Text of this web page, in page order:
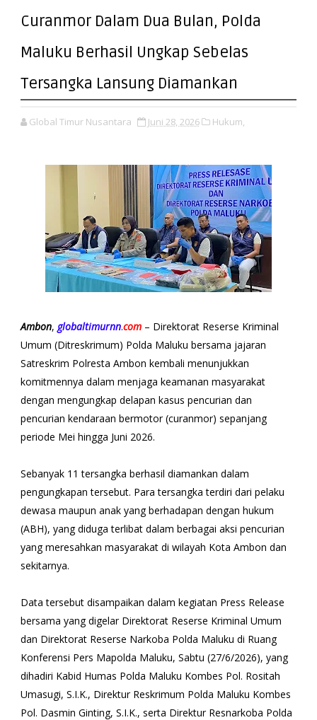
Curanmor Dalam Dua Bulan, Polda
Maluku Berhasil Ungkap Sebelas
Tersangka Lansung Diamankan
Global Timur Nusantara Juni 28, 2026 Hukum,
Ambon, globaltimurnn.com– Direktorat Reserse Kriminal
Umum (Ditreskrimum) Polda Maluku bersama jajaran
Satreskrim Polresta Ambon kembali menunjukkan
komitmennya dalam menjaga keamanan masyarakat
dengan mengungkap delapan kasus pencurian dan
pencurian kendaraan bermotor (curanmor) sepanjang
periode Mei hingga Juni 2026.
Sebanyak 11 tersangka berhasil diamankan dalam
pengungkapan tersebut. Para tersangka terdiri dari pelaku
dewasa maupun anak yang berhadapan dengan hukum
(ABH), yang diduga terlibat dalam berbagai aksi pencurian
yang meresahkan masyarakat di wilayah Kota Ambon dan
sekitarnya.
Data tersebut disampaikan dalam kegiatan Press Release
bersama yang digelar Direktorat Reserse Kriminal Umum
dan Direktorat Reserse Narkoba Polda Maluku di Ruang
Konferensi Pers Mapolda Maluku, Sabtu (27/6/2026), yang
dihadiri Kabid Humas Polda Maluku Kombes Pol. Rositah
Umasugi, S.I.K., Direktur Reskrimum Polda Maluku Kombes
Pol. Dasmin Ginting, S.I.K., serta Direktur Resnarkoba Polda